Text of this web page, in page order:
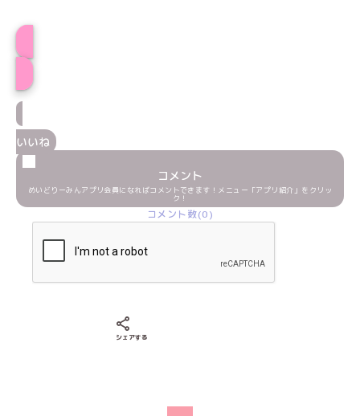
いいね
コメント
めいどりーみんアプリ会員になればコメントできます！メニュー「アプリ紹介」をクリッ
ク！
コメント数(0)
シェアする